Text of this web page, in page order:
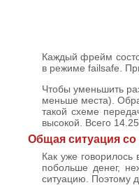
Каждый фрейм
в режиме failsafe.
Чтобы уменьшить
меньше места).
такой схеме
высокой. Всего
Общая ситуация со
Как уже говорилось
побольше денег,
ситуацию. Поэтому